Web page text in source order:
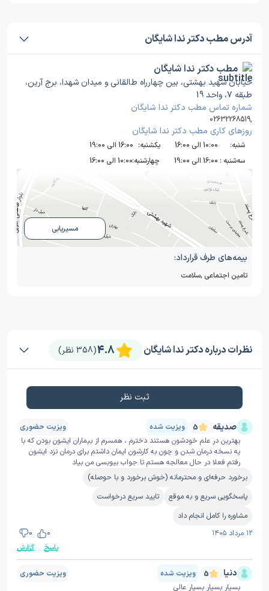
آدرس مطب دکتر ندا شایگان
مطب دکتر ندا شایگان
خیابان شهید بهشتی، بین چهارراه طالقانی و میدان شهدا، برج آرین،
طبقه 7، واحد 19
شماره تماس مطب دکتر ندا شایگان
02632268519,
روز‌های کاری مطب دکتر ندا شایگان
شنبه: 10:00 الی 16:00 یکشنبه: 16:00 الی 19:00
سه‌شنبه : 16:00 الی 19:00 چهارشنبه:10:00 الی 16:00
مسیریابی
بیمه‌های طرف قرارداد:
تامین اجتماعی ,سلامت
نظرات درباره دکتر ندا شایگان (358 نظر)4.8
ثبت نظر
صدیقه 5 ویزیت شده
ویزیت حضوری
بهترین در علم خودشون هستند دخترم ، همسرم از بیماران ایشون بودن که با
یه نسخه درمان شدن و چون به کارشون ایمان داشتم برای درمان نزد ایشون
رفتم فعلا در حال معالجه هستم تا جواب بیوبسی من بیاد
برخورد حرفه‌ای و محترمانه (خوش برخورد و با حوصله)
پاسخگویی سریع و به موقع
تایید سریع درخواست
مشاوره را کامل انجام داد
۱۲ مرداد ۱۴۰۵
0
0
پاسخ
گزارش
دنیا 5 ویزیت شده
ویزیت حضوری
بسیار بسیار بسیار عالی